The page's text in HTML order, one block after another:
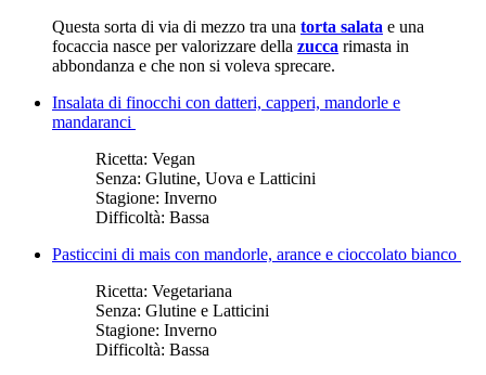
Questa sorta di via di mezzo tra una torta salata e una
focaccia nasce per valorizzare della zucca rimasta in
abbondanza e che non si voleva sprecare.
Insalata di finocchi con datteri, capperi, mandorle e
mandaranci
Ricetta: Vegan
Senza: Glutine, Uova e Latticini
Stagione: Inverno
Difficoltà: Bassa
Pasticcini di mais con mandorle, arance e cioccolato bianco
Ricetta: Vegetariana
Senza: Glutine e Latticini
Stagione: Inverno
Difficoltà: Bassa